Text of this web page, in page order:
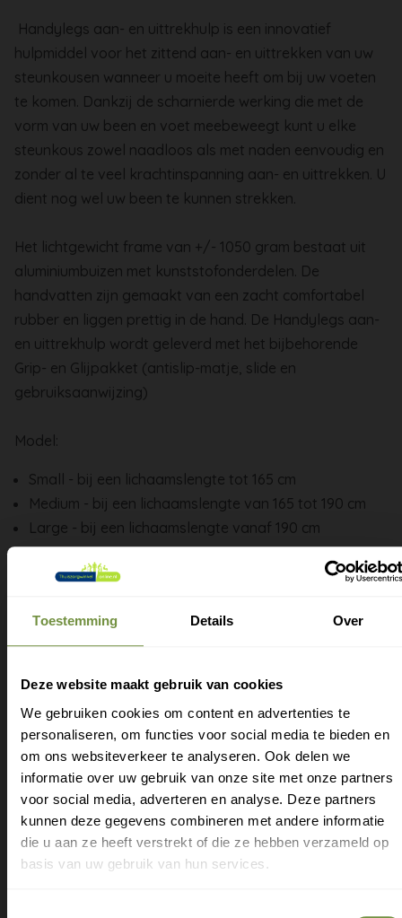
Toestemming Details Over
Deze website maakt gebruik van cookies
We gebruiken cookies om content en advertenties te
personaliseren, om functies voor social media te bieden en
om ons websiteverkeer te analyseren. Ook delen we
informatie over uw gebruik van onze site met onze partners
voor social media, adverteren en analyse. Deze partners
kunnen deze gegevens combineren met andere informatie
die u aan ze heeft verstrekt of die ze hebben verzameld op
basis van uw gebruik van hun services.
Handylegs aan- en uittrekhulp is een innovatief
hulpmiddel voor het zittend aan- en uittrekken van uw
steunkousen wanneer u moeite heeft om bij uw voeten
te komen. Dankzij de scharnierde werking die met de
vorm van uw been en voet meebeweegt kunt u elke
steunkous zowel naadloos als met naden eenvoudig en
zonder al te veel krachtinspanning aan- en uittrekken. U
dient nog wel uw been te kunnen strekken.
Het lichtgewicht frame van +/- 1050 gram bestaat uit
aluminiumbuizen met kunststofonderdelen. De
handvatten zijn gemaakt van een zacht comfortabel
rubber en liggen prettig in de hand. De Handylegs aan-
en uittrekhulp wordt geleverd met het bijbehorende
Grip- en Glijpakket (antislip-matje, slide en
gebruiksaanwijzing)
Model:
Small - bij een lichaamslengte tot 165 cm
Medium - bij een lichaamslengte van 165 tot 190 cm
Large - bij een lichaamslengte vanaf 190 cm
en gesloten teenstuk
Gratis verzending?
Laat je e-mail achter.
Meld je aan voor onze nieuwsbrief en
ontvang direct een gratis verzending